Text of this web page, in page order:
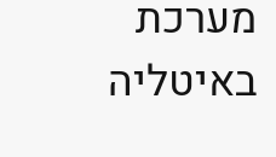
מערכת
באיטליה